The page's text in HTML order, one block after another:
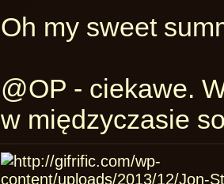
Oh my sweet
@OP - ciekawe.
w międzyczasie